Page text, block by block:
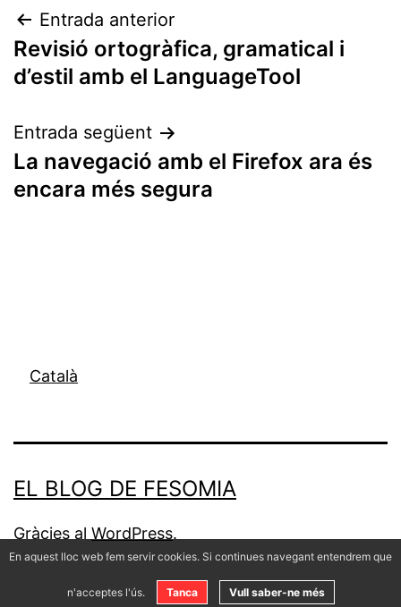
Navegació
d'entrades
Entrada anterior
Revisió ortogràfica, gramatical i
d’estil amb el LanguageTool
Entrada següent
La navegació amb el Firefox ara és
encara més segura
Català
EL BLOG DE FESOMIA
Gràcies al WordPress.
En aquest lloc web fem servir cookies. Si continues navegant entendrem que
n'acceptes l'ús. Tanca Vull saber-ne més